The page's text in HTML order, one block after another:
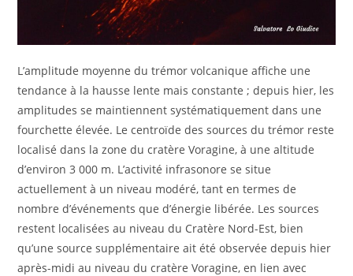
L’amplitude moyenne du trémor volcanique affiche une
tendance à la hausse lente mais constante ; depuis hier, les
amplitudes se maintiennent systématiquement dans une
fourchette élevée. Le centroïde des sources du trémor reste
localisé dans la zone du cratère Voragine, à une altitude
d’environ 3 000 m. L’activité infrasonore se situe
actuellement à un niveau modéré, tant en termes de
nombre d’événements que d’énergie libérée. Les sources
restent localisées au niveau du Cratère Nord-Est, bien
qu’une source supplémentaire ait été observée depuis hier
après-midi au niveau du cratère Voragine, en lien avec